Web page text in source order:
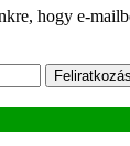
hogy e-
Feliratkozás